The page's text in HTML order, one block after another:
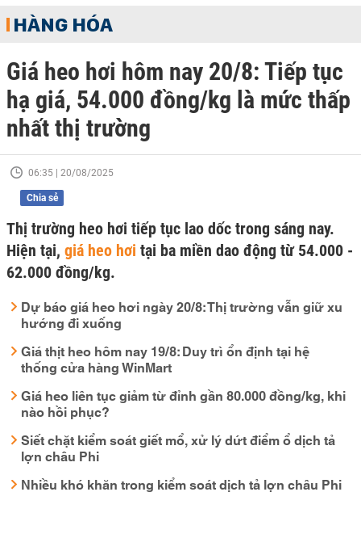
HÀNG HÓA
Giá heo hơi hôm nay 20/8: Tiếp tục
hạ giá, 54.000 đồng/kg là mức thấp
nhất thị trường
06:35 | 20/08/2025
Chia sẻ
Thị trường heo hơi tiếp tục lao dốc trong sáng nay.
Hiện tại, giá heo hơi tại ba miền dao động từ 54.000 -
62.000 đồng/kg.
Dự báo giá heo hơi ngày 20/8: Thị trường vẫn giữ xu
hướng đi xuống
Giá thịt heo hôm nay 19/8: Duy trì ổn định tại hệ
thống cửa hàng WinMart
Giá heo liên tục giảm từ đỉnh gần 80.000 đồng/kg, khi
nào hồi phục?
Siết chặt kiểm soát giết mổ, xử lý dứt điểm ổ dịch tả
lợn châu Phi
Nhiều khó khăn trong kiểm soát dịch tả lợn châu Phi